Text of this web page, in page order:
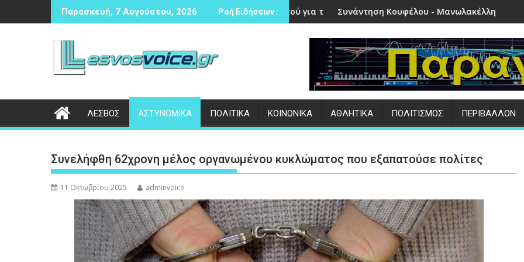
στο
Παρασκευή, 7 Αυγούστου, 2026 Ροή Ειδήσεων :
αντισφαίρισης
Δικογραφία σε βάρος 23χρονου ημεδαπού για τροχαίο στην ΠέτραΣυνάντηση Κουφέλου - Μανωλακέλλη | Στο επίκεντρο το παλιό
ΛΕΣΒΟΣ ΑΣΤΥΝΟΜΙΚΑ ΠΟΛΙΤΙΚΑ ΚΟΙΝΩΝΙΚΑ ΑΘΛΗΤΙΚΑ ΠΟΛΙΤΙΣΜΟΣ ΠΕΡΙΒΑΛΛΟΝ
Συνελήφθη 62χρονη μέλος οργανωμένου κυκλώματος που εξαπατούσε πολίτες
11 Οκτωβρίου 2025 adminvoice